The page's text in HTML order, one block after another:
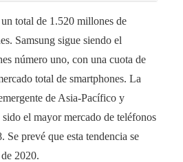
total de 1.520 millones de
Samsung sigue siendo el
número uno, con una cuota de
total de smartphones. La
de Asia-Pacífico y
el mayor mercado de teléfonos
Se prevé que esta tendencia se
2020.